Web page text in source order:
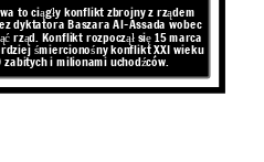
to ciągły konflikt zbrojny z rządem
dyktatora Baszara Al-Assada wobec
rząd. Konflikt rozpoczął się 15 marca
śmiercionośny konflikt XXI wieku
i milionami uchodźców.